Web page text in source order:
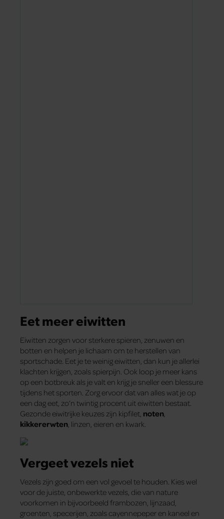
Eet meer eiwitten
Eiwitten zorgen voor sterkere spieren, zenuwen en
botten en helpen je lichaam om te herstellen van
sportschade. Eet je te weinig eiwitten, dan kun je allerlei
klachten krijgen, zoals spierpijn. Ook loop je meer kans
op een botbreuk als je valt en krijg je sneller een blessure
tijdens het sporten. Zorg ervoor dat van alles wat je op
een dag eet, zo’n twintig procent uit eiwitten bestaat.
Gezonde eiwitrijke keuzes zijn kipfilet, noten,
kikkererwten, linzen, eieren en kwark.
Vergeet vezels niet
Vezels zijn goed om een vol gevoel te houden. Kies wel
voor de juiste, onbewerkte vezels, die van nature
voorkomen in bijvoorbeeld frambozen, lijnzaad,
groenten, specerijen, zoals cayennepeper en kaneel en